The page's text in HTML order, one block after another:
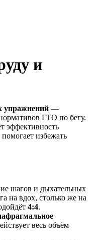
и
упражнений —
ГТО по бегу.
эффективность
избежать
шагов и дыхательных
на вдох, столько же на
4:4.
весь объём